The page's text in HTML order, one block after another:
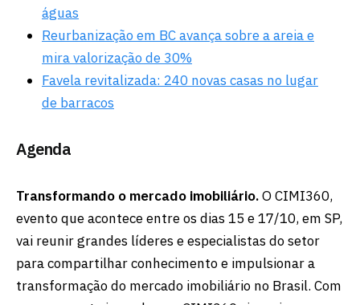
águas
Reurbanização em BC avança sobre a areia e
mira valorização de 30%
Favela revitalizada: 240 novas casas no lugar
de barracos
Agenda
Transformando o mercado imobiliário.O CIMI360,
evento que acontece entre os dias 15 e 17/10, em SP,
vai reunir grandes líderes e especialistas do setor
para compartilhar conhecimento e impulsionar a
transformação do mercado imobiliário no Brasil. Com